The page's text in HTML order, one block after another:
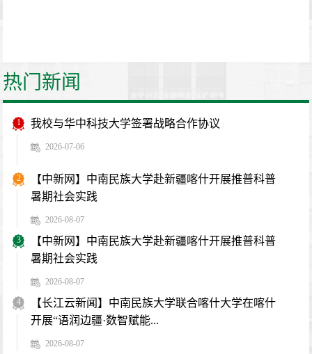
热门新闻
1 我校与华中科技大学签署战略合作协议
2026-07-06
2
【中新网】中南民族大学赴新疆喀什开展推普科普
暑期社会实践
2026-08-07
3
【中新网】中南民族大学赴新疆喀什开展推普科普
暑期社会实践
2026-08-07
4
【长江云新闻】中南民族大学联合喀什大学在喀什
开展“语润边疆·数智赋能...
2026-08-07